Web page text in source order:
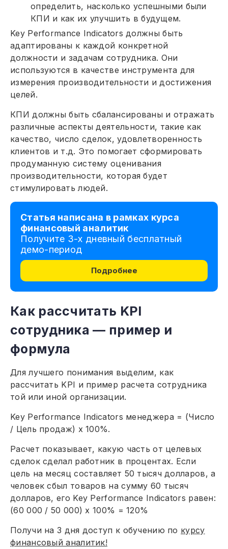
определить, насколько успешными были
КПИ и как их улучшить в будущем.
Key Performance Indicators должны быть
адаптированы к каждой конкретной
должности и задачам сотрудника. Они
используются в качестве инструмента для
измерения производительности и достижения
целей.
КПИ должны быть сбалансированы и отражать
различные аспекты деятельности, такие как
качество, число сделок, удовлетворенность
клиентов и т.д. Это помогает сформировать
продуманную систему оценивания
производительности, которая будет
стимулировать людей.
Статья написана в рамках курса
финансовый аналитик
Получите 3-х дневный бесплатный
демо-период
Подробнее
Как рассчитать KPI
сотрудника — пример и
формула
Для лучшего понимания выделим, как
рассчитать KPI и пример расчета сотрудника
той или иной организации.
Key Performance Indicators менеджера = (Число
/ Цель продаж) x 100%.
Расчет показывает, какую часть от целевых
сделок сделал работник в процентах. Если
цель на месяц составляет 50 тысяч долларов, а
человек сбыл товаров на сумму 60 тысяч
долларов, его Key Performance Indicators равен:
(60 000 / 50 000) x 100% = 120%
Получи на 3 дня доступ к обучению по курсу
финансовый аналитик!